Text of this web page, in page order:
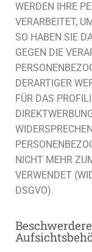
WERDEN IHRE
VERARBEITET,
SO HABEN SIE
GEGEN DIE
DERARTIGER
FÜR DAS
NICHT MEHR
VERWENDET
DSGVO).